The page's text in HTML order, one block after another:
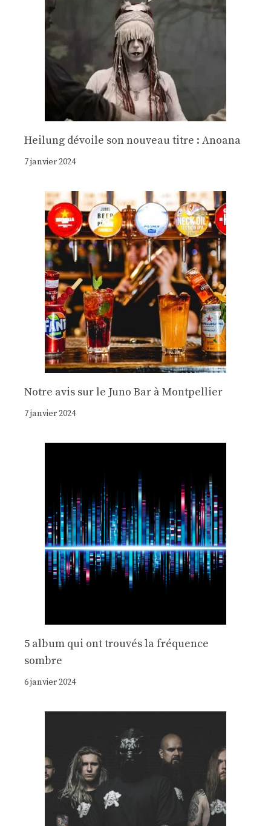
Heilung dévoile son nouveau titre : Anoana
7 janvier 2024
Notre avis sur le Juno Bar à Montpellier
7 janvier 2024
5 album qui ont trouvés la fréquence
sombre
6 janvier 2024